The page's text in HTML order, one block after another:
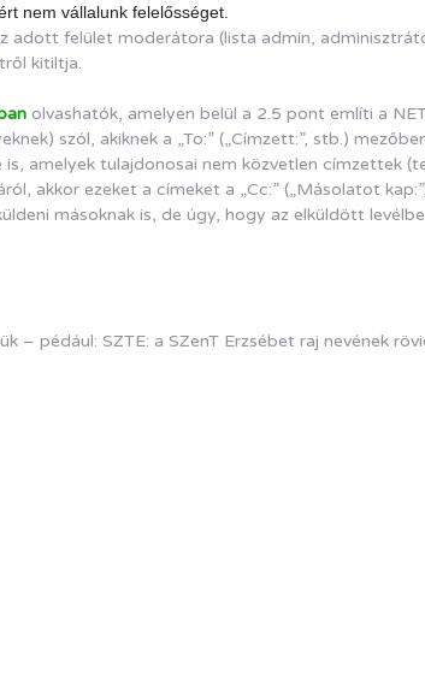
nem vállalunk felelősséget.
adott felület moderátora (lista admin,
kitiltja.
olvashatók, amelyen belül a 2.5 pont említi a
szól, akiknek a „To:” („Címzett:”, stb.)
tulajdonosai nem közvetlen címzettek
akkor ezeket a címeket a „Cc:” („Másolatot
másoknak is, de úgy, hogy az elküldött
– pédául: SZTE: a SZenT Erzsébet raj nevének